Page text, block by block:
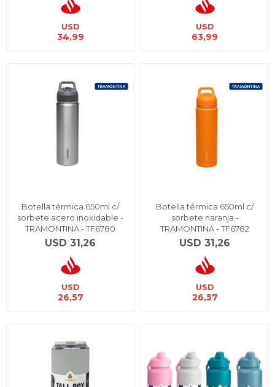
USD
34,99
USD
63,99
Botella térmica 650ml c/
sorbete acero inoxidable -
TRAMONTINA - TF6780
USD 31,26
USD
26,57
Botella térmica 650ml c/
sorbete naranja -
TRAMONTINA - TF6782
USD 31,26
USD
26,57